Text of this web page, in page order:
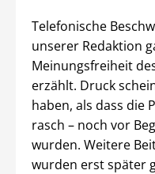
Telefonische
unserer Redaktion
Meinungsfreiheit
erzählt. Druck
haben, als dass die
rasch – noch vor
wurden. Weitere
wurden erst später